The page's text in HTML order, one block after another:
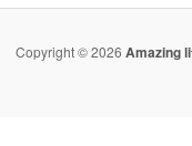
Copyright © 2026 Amazing